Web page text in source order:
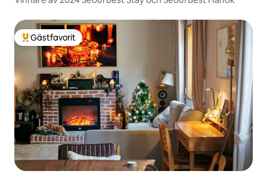
Populär gästfavorit
Gästfavorit